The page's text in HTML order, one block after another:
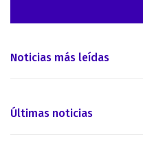
Noticias más leídas
Últimas noticias